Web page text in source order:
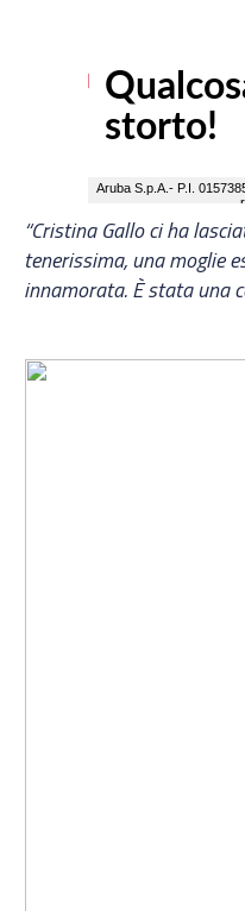
“Cristina Gallo ci ha
tenerissima, una moglie
innamorata. È stata una